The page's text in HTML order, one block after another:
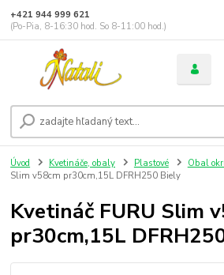
+421 944 999 621
(Po-Pia, 8-16:30 hod. So 8-11:00 hod.)
Úvod Kvetináče, obaly Plastové Obal
Slim v58cm pr30cm,15L DFRH250 Biely
Kvetináč FURU Slim
pr30cm,15L